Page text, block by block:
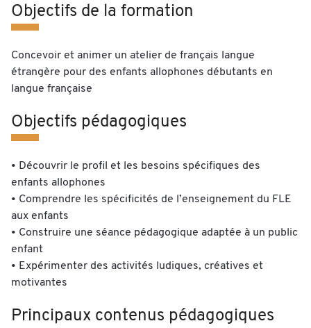
Objectifs de la formation
Concevoir et animer un atelier de français langue
étrangère pour des enfants allophones débutants en
langue française
Objectifs pédagogiques
• Découvrir le profil et les besoins spécifiques des
enfants allophones
• Comprendre les spécificités de l’enseignement du FLE
aux enfants
• Construire une séance pédagogique adaptée à un public
enfant
• Expérimenter des activités ludiques, créatives et
motivantes
Principaux contenus pédagogiques